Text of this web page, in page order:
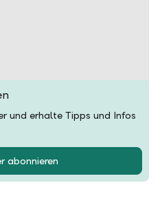
und erhalte Tipps und Infos
abonnieren